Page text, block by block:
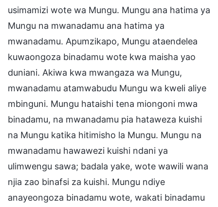
usimamizi wote wa Mungu. Mungu ana hatima ya
Mungu na mwanadamu ana hatima ya
mwanadamu. Apumzikapo, Mungu ataendelea
kuwaongoza binadamu wote kwa maisha yao
duniani. Akiwa kwa mwangaza wa Mungu,
mwanadamu atamwabudu Mungu wa kweli aliye
mbinguni. Mungu hataishi tena miongoni mwa
binadamu, na mwanadamu pia hataweza kuishi
na Mungu katika hitimisho la Mungu. Mungu na
mwanadamu hawawezi kuishi ndani ya
ulimwengu sawa; badala yake, wote wawili wana
njia zao binafsi za kuishi. Mungu ndiye
anayeongoza binadamu wote, wakati binadamu